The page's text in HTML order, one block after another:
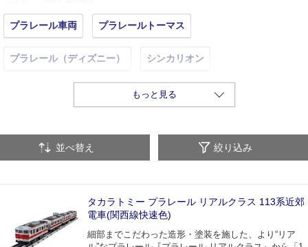
プラレール車両 プラレールトーマス
プラレール（ディズニー） シンカリオン
レール・レールセット・情景部品 その他（プラレール）
もっと見る
並べ替え 絞り込み
タカラトミー プラレール リアルクラス 113系近郊
電車(関西線快速色)
細部までこだわった造形・塗装を施した、より“リア